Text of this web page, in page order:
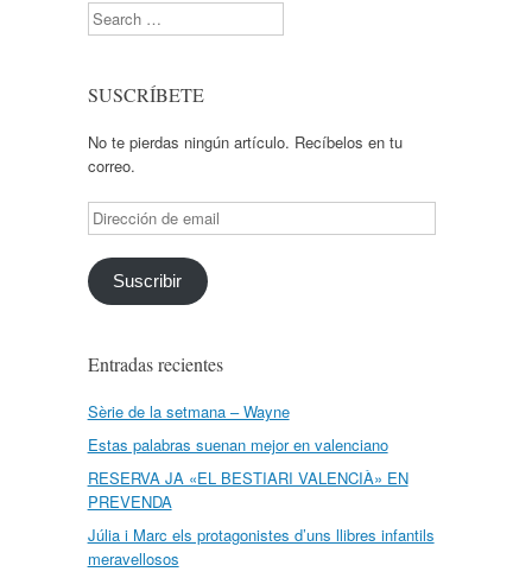
Search
SUSCRÍBETE
No te pierdas ningún artículo. Recíbelos en tu
correo.
Dirección
de
email
Suscribir
Entradas recientes
Sèrie de la setmana – Wayne
Estas palabras suenan mejor en valenciano
RESERVA JA «EL BESTIARI VALENCIÀ» EN
PREVENDA
Júlia i Marc els protagonistes d’uns llibres infantils
meravellosos